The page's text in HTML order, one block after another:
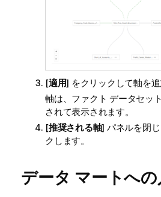
[適用] をクリックして軸を追
軸は、ファクト データセッ
されて表示されます。
[推奨される軸] パネルを閉
クします。
データ マートへの